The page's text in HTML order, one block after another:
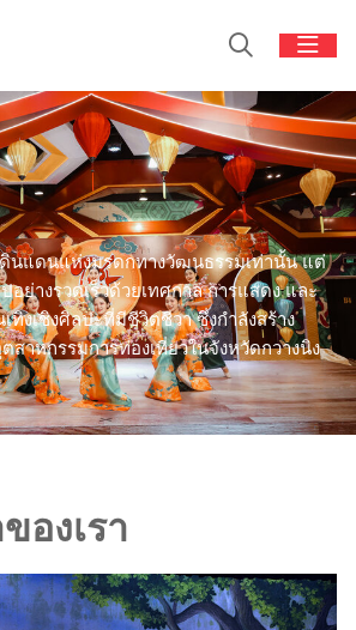
ดินแดนแห่งมรดกทางวัฒนธรรมเท่านั้น แต่
อย่างรวดเร็วด้วยเทศกาล การแสดง และ
งเชิงศิลปะที่มีชีวิตชีวา ซึ่งกำลังสร้าง
าหกรรมการท่องเที่ยวในจังหวัดกวางนิง
องเรา